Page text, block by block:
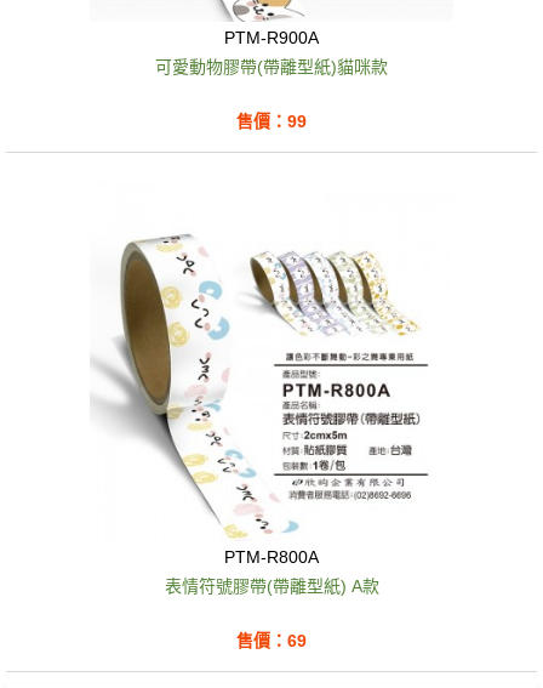
PTM-R900A
可愛動物膠帶(帶離型紙)貓咪款
售價：99
PTM-R800A
表情符號膠帶(帶離型紙) A款
售價：69